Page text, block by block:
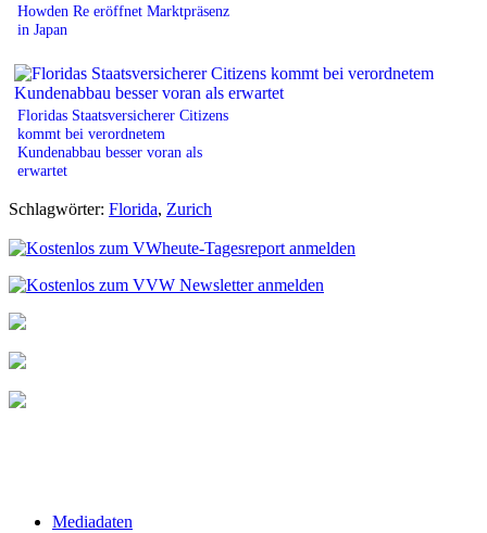
Howden Re eröffnet Marktpräsenz
in Japan
Floridas Staatsversicherer Citizens
kommt bei verordnetem
Kundenabbau besser voran als
erwartet
Schlagwörter: Florida, Zurich
Mediadaten